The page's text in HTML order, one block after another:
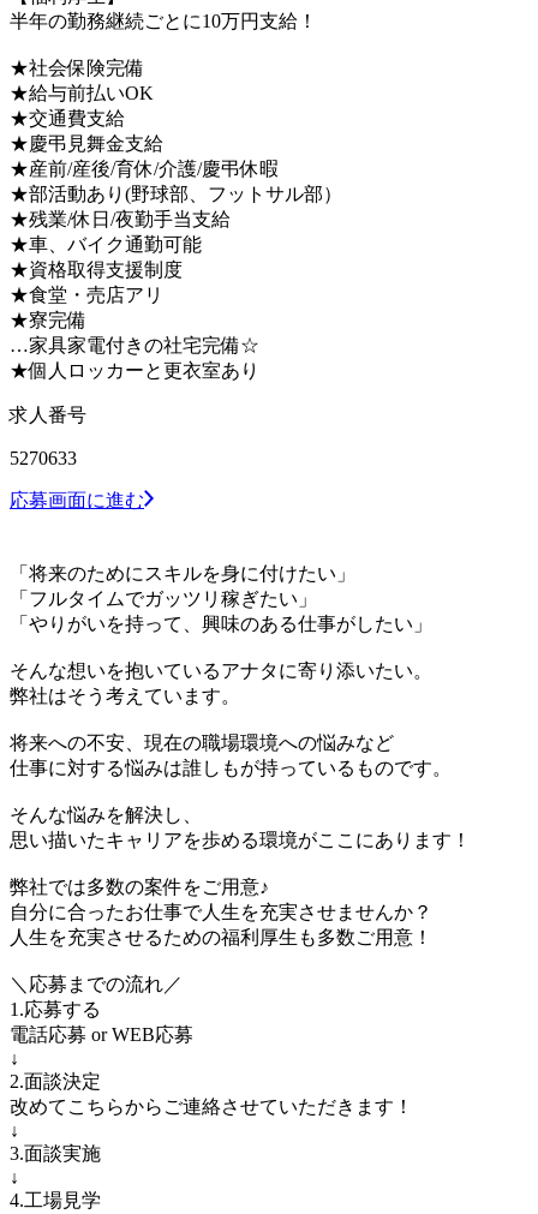
半年の勤務継続ごとに10万円支給！
★社会保険完備
★給与前払いOK
★交通費支給
★慶弔見舞金支給
★産前/産後/育休/介護/慶弔休暇
★部活動あり(野球部、フットサル部）
★残業/休日/夜勤手当支給
★車、バイク通勤可能
★資格取得支援制度
★食堂・売店アリ
★寮完備
…家具家電付きの社宅完備☆
★個人ロッカーと更衣室あり
求人番号
5270633
応募画面に進む
「将来のためにスキルを身に付けたい」
「フルタイムでガッツリ稼ぎたい」
「やりがいを持って、興味のある仕事がしたい」
そんな想いを抱いているアナタに寄り添いたい。
弊社はそう考えています。
将来への不安、現在の職場環境への悩みなど
仕事に対する悩みは誰しもが持っているものです。
そんな悩みを解決し、
思い描いたキャリアを歩める環境がここにあります！
弊社では多数の案件をご用意♪
自分に合ったお仕事で人生を充実させませんか？
人生を充実させるための福利厚生も多数ご用意！
＼応募までの流れ／
1.応募する
電話応募 or WEB応募
↓
2.面談決定
改めてこちらからご連絡させていただきます！
↓
3.面談実施
↓
4.工場見学